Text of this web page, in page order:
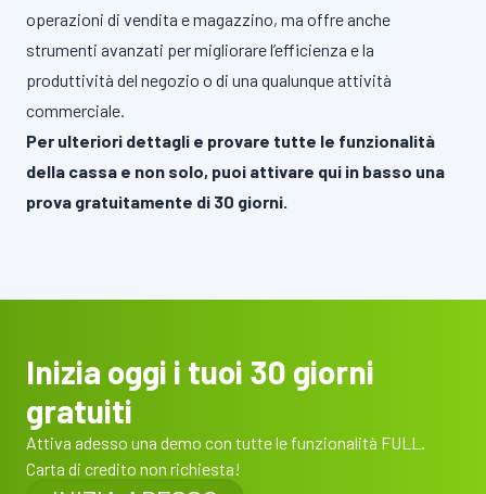
operazioni di vendita e magazzino, ma offre anche
strumenti avanzati per migliorare l’efficienza e la
produttività del negozio o di una qualunque attività
commerciale​.
Per ulteriori dettagli e provare tutte le funzionalità
della cassa e non solo, puoi attivare qui in basso una
prova gratuitamente di 30 giorni.
Inizia oggi i tuoi 30 giorni
gratuiti
Attiva adesso una demo con tutte le funzionalità FULL.
Carta di credito non richiesta!